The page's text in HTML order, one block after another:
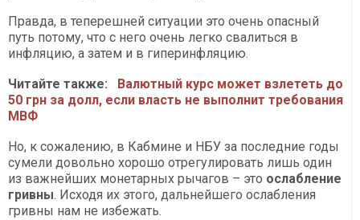
Правда, в теперешней ситуации это очень опасный
путь потому, что с него очень легко свалиться в
инфляцию, а затем и в гиперинфляцию.
Читайте также:
Валютный курс может взлететь до
50 грн за долл, если власть не выполнит требования
МВФ
Но, к сожалению, в Кабмине и НБУ за последние годы
сумели довольно хорошо отрегулировать лишь один
из важнейших монетарных рычагов – это ослабление
гривны. Исходя их этого, дальнейшего ослабления
гривны нам не избежать.